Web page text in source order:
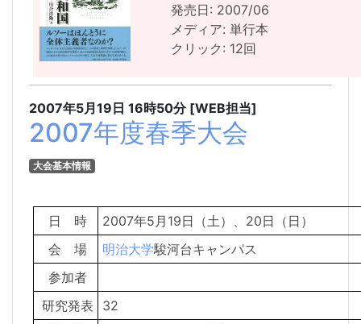
発売日: 2007/06
メディア: 単行本
クリック: 12回
2007年5月19日 16時50分 [WEB担当]
2007年度春季大会
大会基本情報
日 時
2007年5月19日（土）、20日（日）
会 場
明治大学駿河台キャンパス
参加者
研究発表
32